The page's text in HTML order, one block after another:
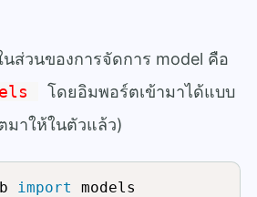
ส่วนของการจัดการ model คือ
โดยอิมพอร์ตเข้ามาได้แบบ
มาให้ในตัวแล้ว)
import models